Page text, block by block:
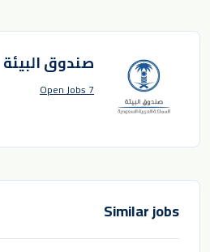
صندوق البيئة
7 Open Jobs
Similar jobs